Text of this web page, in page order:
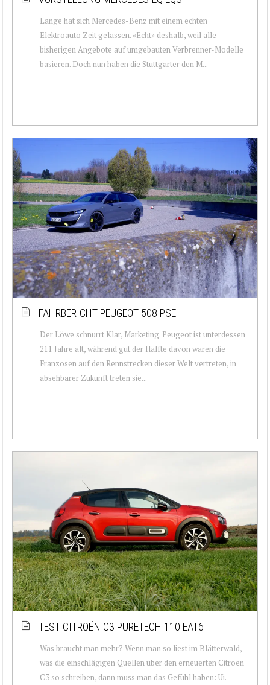
Lange hat sich Mercedes-Benz mit einem echten
Elektroauto Zeit gelassen. «Echt» deshalb, weil alle
bisherigen Angebote auf umgebauten Verbrenner-Modelle
basieren. Doch nun haben die Stuttgarter den M...
FAHRBERICHT PEUGEOT 508 PSE
Der Löwe schnurrt Klar, Marketing. Peugeot ist unterdessen
211 Jahre alt, während gut der Hälfte davon waren die
Franzosen auf den Rennstrecken dieser Welt vertreten, in
absehbarer Zukunft treten sie...
TEST CITROËN C3 PURETECH 110 EAT6
Was braucht man mehr? Wenn man so liest im Blätterwald,
was die einschlägigen Quellen über den erneuerten Citroën
C3 so schreiben, dann muss man das Gefühl haben: Ui.